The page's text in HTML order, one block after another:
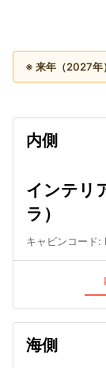
※ 来年（2027年
内側
インテリ
ラ）
キャビンコード:
海側